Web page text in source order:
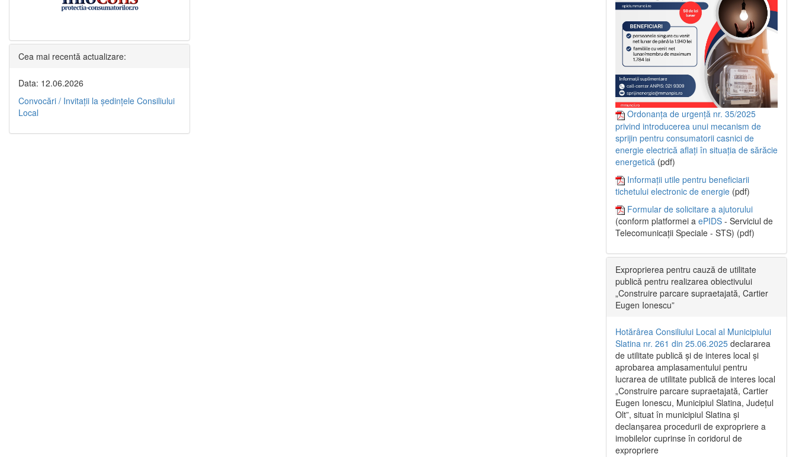
Cea mai recentă actualizare:
Data: 12.06.2026
Convocări / Invitaţii la şedinţele Consiliului
Local
Ordonanța de urgență nr. 35/2025
privind introducerea unui mecanism de
sprijin pentru consumatorii casnici de
energie electrică aflați în situația de sărăcie
energetică (pdf)
Informații utile pentru beneficiarii
tichetului electronic de energie (pdf)
Formular de solicitare a ajutorului
(conform platformei a ePIDS - Serviciul de
Telecomunicații Speciale - STS) (pdf)
Exproprierea pentru cauză de utilitate
publică pentru realizarea obiectivului
„Construire parcare supraetajată, Cartier
Eugen Ionescu”
Hotărârea Consiliului Local al Municipiului
Slatina nr. 261 din 25.06.2025 declararea
de utilitate publică și de interes local și
aprobarea amplasamentului pentru
lucrarea de utilitate publică de interes local
„Construire parcare supraetajată, Cartier
Eugen Ionescu, Municipiul Slatina, Județul
Olt”, situat în municipiul Slatina și
declanșarea procedurii de expropriere a
imobilelor cuprinse în coridorul de
expropriere